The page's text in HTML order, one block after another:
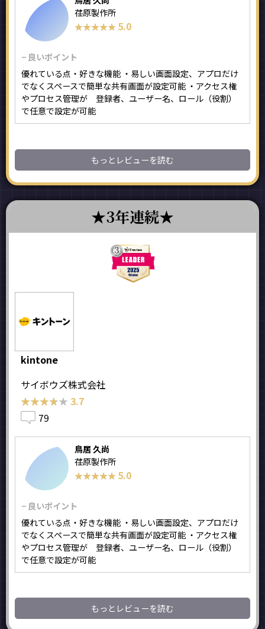
荏原製作所
★★★★★
★★★★★ 5.0
− 良いポイント
優れている点・好きな機能 ・易しい画面設定、アプロだけ
でなくスペースで簡単な共有画面が設定可能 ・アクセス権
やプロセス管理が 登録者、ユーザー名、ロール（役割）
で任意で設定が可能
もっとレビューを読む
3年連続
kintone
サイボウズ株式会社
★★★★★
★★★★★ 3.7
79
鳥居 久尚
荏原製作所
★★★★★
★★★★★ 5.0
− 良いポイント
優れている点・好きな機能 ・易しい画面設定、アプロだけ
でなくスペースで簡単な共有画面が設定可能 ・アクセス権
やプロセス管理が 登録者、ユーザー名、ロール（役割）
で任意で設定が可能
もっとレビューを読む